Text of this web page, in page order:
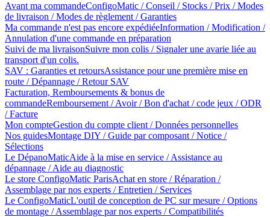
Avant ma commandeConfigoMatic / Conseil / Stocks / Prix / Modes
de livraison / Modes de règlement / Garanties
Ma commande n'est pas encore expédiéeInformation / Modification /
Annulation d'une commande en préparation
Suivi de ma livraisonSuivre mon colis / Signaler une avarie liée au
transport d'un colis.
SAV : Garanties et retoursAssistance pour une première mise en
route / Dépannage / Retour SAV
Facturation, Remboursements & bonus de
commandeRemboursement / Avoir / Bon d'achat / code jeux / ODR
/ Facture
Mon compteGestion du compte client / Données personnelles
Nos guidesMontage DIY / Guide par composant / Notice /
Sélections
Le DépanoMaticAide à la mise en service / Assistance au
dépannage / Aide au diagnostic
Le store ConfigoMatic ParisAchat en store / Réparation /
Assemblage par nos experts / Entretien / Services
Le ConfigoMaticL'outil de conception de PC sur mesure / Options
de montage / Assemblage par nos experts / Compatibilités